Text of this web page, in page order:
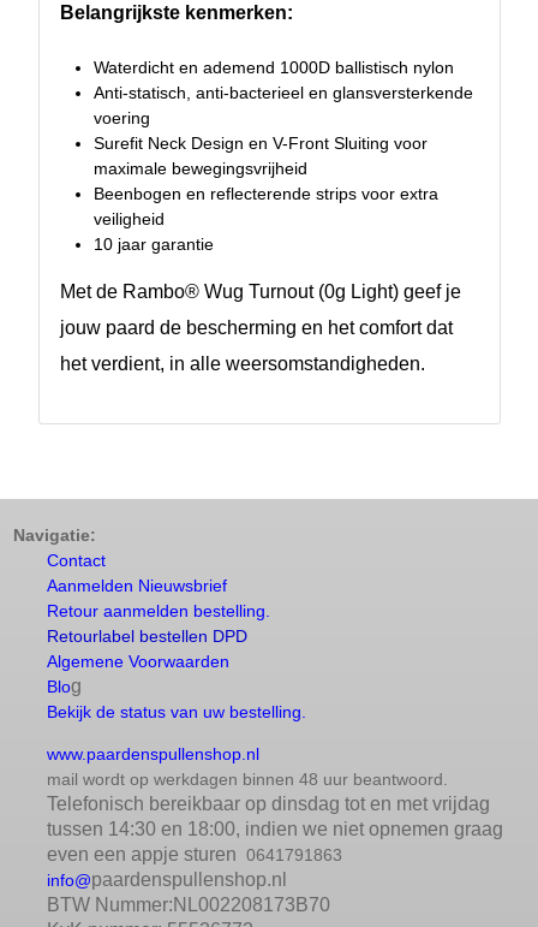
Belangrijkste kenmerken:
Waterdicht en ademend 1000D ballistisch nylon
Anti-statisch, anti-bacterieel en glansversterkende
voering
Surefit Neck Design en V-Front Sluiting voor
maximale bewegingsvrijheid
Beenbogen en reflecterende strips voor extra
veiligheid
10 jaar garantie
Met de Rambo® Wug Turnout (0g Light) geef je
jouw paard de bescherming en het comfort dat
het verdient, in alle weersomstandigheden.
Navigatie:
Contact
Aanmelden Nieuwsbrief
Retour aanmelden bestelling.
Retourlabel bestellen DPD
Algemene Voorwaarden
Blog
Bekijk de status van uw bestelling.
www.paardenspullenshop.nl
mail wordt op werkdagen binnen 48 uur beantwoord.
Telefonisch bereikbaar op dinsdag tot en met vrijdag
tussen 14:30 en 18:00, indien we niet opnemen graag
even een appje sturen 0641791863
info@paardenspullenshop.nl
BTW Nummer:NL002208173B70